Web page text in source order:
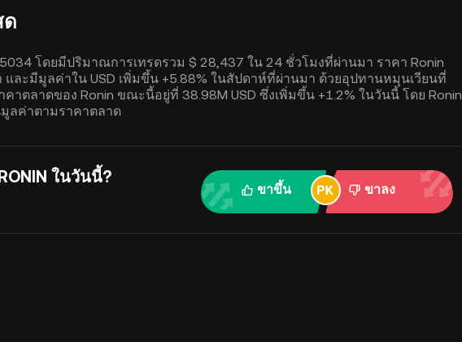
ด
โดยมีปริมาณการเทรดรวม $ 28,437 ใน 24 ชั่วโมงที่ผ่านมา ราคา Ronin
และมีมูลค่าใน USD เพิ่มขึ้น +5.88% ในสัปดาห์ที่ผ่านมา ด้วยอุปทานหมุนเวียนที่
าตลาดของ Ronin ขณะนี้อยู่ที่ 38.98M USD ซึ่งเพิ่มขึ้น +1.2% ในวันนี้ โดย Ronin
ลค่าตามราคาตลาด
ในวันนี้?
ขาขึ้น ขาลง